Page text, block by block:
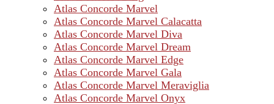
Atlas Concorde Marvel
Atlas Concorde Marvel Calacatta
Atlas Concorde Marvel Diva
Atlas Concorde Marvel Dream
Atlas Concorde Marvel Edge
Atlas Concorde Marvel Gala
Atlas Concorde Marvel Meraviglia
Atlas Concorde Marvel Onyx